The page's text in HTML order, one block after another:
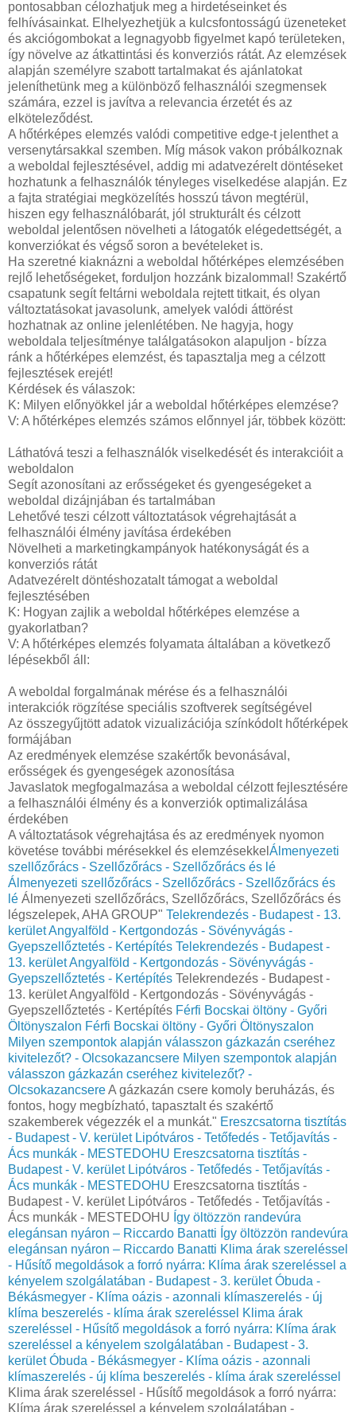
pontosabban célozhatjuk meg a hirdetéseinket és
felhívásainkat. Elhelyezhetjük a kulcsfontosságú üzeneteket
és akciógombokat a legnagyobb figyelmet kapó területeken,
így növelve az átkattintási és konverziós rátát. Az elemzések
alapján személyre szabott tartalmakat és ajánlatokat
jeleníthetünk meg a különböző felhasználói szegmensek
számára, ezzel is javítva a relevancia érzetét és az
elköteleződést.
A hőtérképes elemzés valódi competitive edge-t jelenthet a
versenytársakkal szemben. Míg mások vakon próbálkoznak
a weboldal fejlesztésével, addig mi adatvezérelt döntéseket
hozhatunk a felhasználók tényleges viselkedése alapján. Ez
a fajta stratégiai megközelítés hosszú távon megtérül,
hiszen egy felhasználóbarát, jól strukturált és célzott
weboldal jelentősen növelheti a látogatók elégedettségét, a
konverziókat és végső soron a bevételeket is.
Ha szeretné kiaknázni a weboldal hőtérképes elemzésében
rejlő lehetőségeket, forduljon hozzánk bizalommal! Szakértő
csapatunk segít feltárni weboldala rejtett titkait, és olyan
változtatásokat javasolunk, amelyek valódi áttörést
hozhatnak az online jelenlétében. Ne hagyja, hogy
weboldala teljesítménye találgatásokon alapuljon - bízza
ránk a hőtérképes elemzést, és tapasztalja meg a célzott
fejlesztések erejét!
Kérdések és válaszok:
K: Milyen előnyökkel jár a weboldal hőtérképes elemzése?
V: A hőtérképes elemzés számos előnnyel jár, többek között:
Láthatóvá teszi a felhasználók viselkedését és interakcióit a
weboldalon
Segít azonosítani az erősségeket és gyengeségeket a
weboldal dizájnjában és tartalmában
Lehetővé teszi célzott változtatások végrehajtását a
felhasználói élmény javítása érdekében
Növelheti a marketingkampányok hatékonyságát és a
konverziós rátát
Adatvezérelt döntéshozatalt támogat a weboldal
fejlesztésében
K: Hogyan zajlik a weboldal hőtérképes elemzése a
gyakorlatban?
V: A hőtérképes elemzés folyamata általában a következő
lépésekből áll:
A weboldal forgalmának mérése és a felhasználói
interakciók rögzítése speciális szoftverek segítségével
Az összegyűjtött adatok vizualizációja színkódolt hőtérképek
formájában
Az eredmények elemzése szakértők bevonásával,
erősségek és gyengeségek azonosítása
Javaslatok megfogalmazása a weboldal célzott fejlesztésére
a felhasználói élmény és a konverziók optimalizálása
érdekében
A változtatások végrehajtása és az eredmények nyomon
követése további mérésekkel és elemzésekkel Álmenyezeti
szellőzőrács - Szellőzőrács - Szellőzőrács és lé
Álmenyezeti szellőzőrács - Szellőzőrács - Szellőzőrács és
lé Álmenyezeti szellőzőrács, Szellőzőrács, Szellőzőrács és
légszelepek, AHA GROUP" Telekrendezés - Budapest - 13.
kerület Angyalföld - Kertgondozás - Sövényvágás -
Gyepszellőztetés - Kertépítés Telekrendezés - Budapest -
13. kerület Angyalföld - Kertgondozás - Sövényvágás -
Gyepszellőztetés - Kertépítés Telekrendezés - Budapest -
13. kerület Angyalföld - Kertgondozás - Sövényvágás -
Gyepszellőztetés - Kertépítés Férfi Bocskai öltöny - Győri
Öltönyszalon Férfi Bocskai öltöny - Győri Öltönyszalon
Milyen szempontok alapján válasszon gázkazán cseréhez
kivitelezőt? - Olcsokazancsere Milyen szempontok alapján
válasszon gázkazán cseréhez kivitelezőt? -
OlcsokazancsereA gázkazán csere komoly beruházás, és
fontos, hogy megbízható, tapasztalt és szakértő
szakemberek végezzék el a munkát." Ereszcsatorna tisztítás
- Budapest - V. kerület Lipótváros - Tetőfedés - Tetőjavítás -
Ács munkák - MESTEDOHU Ereszcsatorna tisztítás -
Budapest - V. kerület Lipótváros - Tetőfedés - Tetőjavítás -
Ács munkák - MESTEDOHU Ereszcsatorna tisztítás -
Budapest - V. kerület Lipótváros - Tetőfedés - Tetőjavítás -
Ács munkák - MESTEDOHU Így öltözzön randevúra
elegánsan nyáron – Riccardo Banatti Így öltözzön randevúra
elegánsan nyáron – Riccardo Banatti Klima árak szereléssel
- Hűsítő megoldások a forró nyárra: Klíma árak szereléssel a
kényelem szolgálatában - Budapest - 3. kerület Óbuda -
Békásmegyer - Klíma oázis - azonnali klímaszerelés - új
klíma beszerelés - klíma árak szereléssel Klima árak
szereléssel - Hűsítő megoldások a forró nyárra: Klíma árak
szereléssel a kényelem szolgálatában - Budapest - 3.
kerület Óbuda - Békásmegyer - Klíma oázis - azonnali
klímaszerelés - új klíma beszerelés - klíma árak szereléssel
Klima árak szereléssel - Hűsítő megoldások a forró nyárra:
Klíma árak szereléssel a kényelem szolgálatában -